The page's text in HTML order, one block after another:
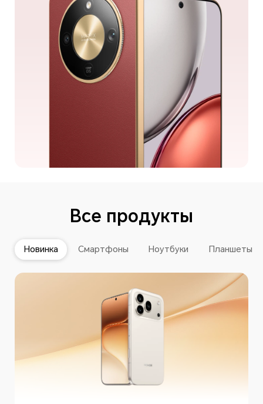
Все продукты
Новинка Смартфоны Ноутбуки Планшеты